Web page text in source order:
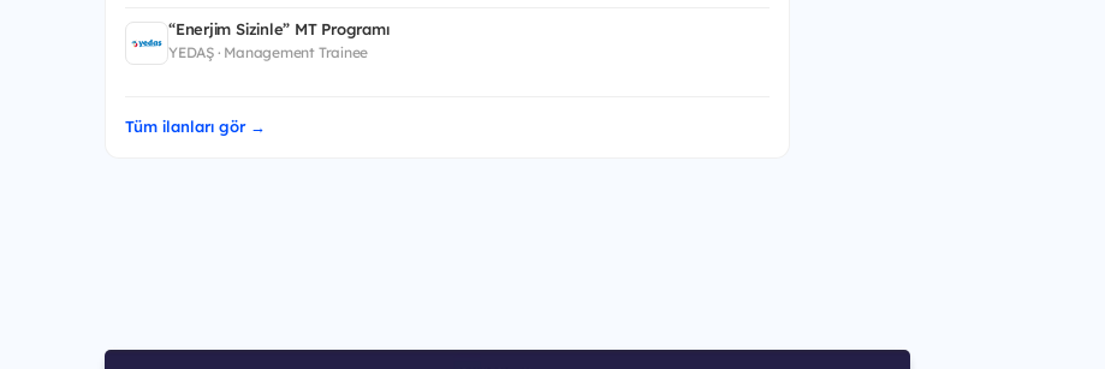
“Enerjim Sizinle” MT Programı
YEDAŞ · Management Trainee
Tüm ilanları gör →